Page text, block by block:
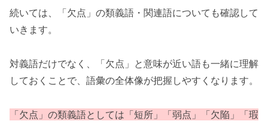
続いては、「欠点」の類義語・関連語についても確認して
いきます。
対義語だけでなく、「欠点」と意味が近い語も一緒に理解
しておくことで、語彙の全体像が把握しやすくなります。
「欠点」の類義語としては「短所」「弱点」「欠陥」「瑕